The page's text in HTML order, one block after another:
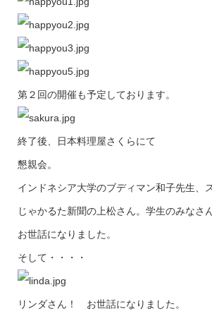
第２回の開催も予定しております。
終了後、日本料理屋さくらにて
懇親会。
インドネシア大学のブディマン和子先生、
じゃかるた新聞の上松さん。学生のみなさん
お世話になりました。
そして・・・・
リンダさん！ お世話になりました。